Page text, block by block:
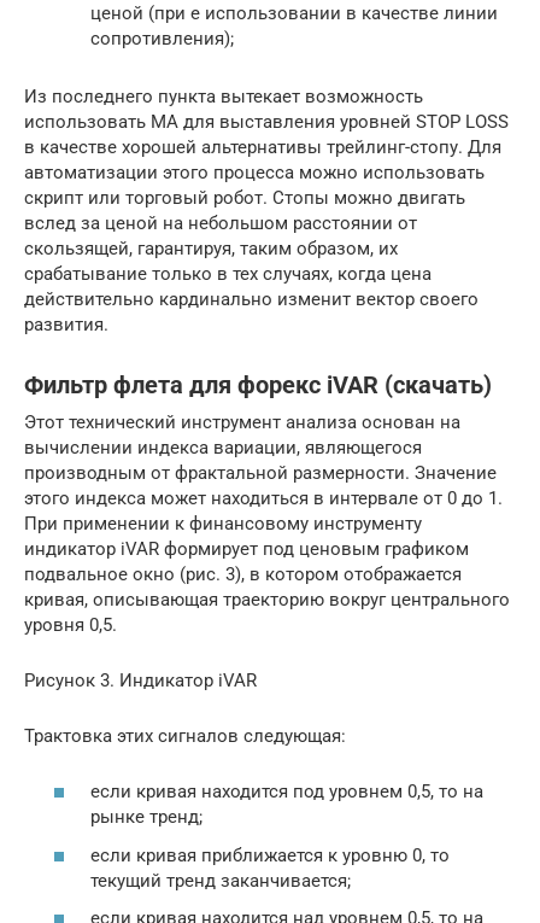
ценой (при е использовании в качестве линии
сопротивления);
Из последнего пункта вытекает возможность
использовать МА для выставления уровней STOP LOSS
в качестве хорошей альтернативы трейлинг-стопу. Для
автоматизации этого процесса можно использовать
скрипт или торговый робот. Стопы можно двигать
вслед за ценой на небольшом расстоянии от
скользящей, гарантируя, таким образом, их
срабатывание только в тех случаях, когда цена
действительно кардинально изменит вектор своего
развития.
Фильтр флета для форекс iVAR (скачать)
Этот технический инструмент анализа основан на
вычислении индекса вариации, являющегося
производным от фрактальной размерности. Значение
этого индекса может находиться в интервале от 0 до 1.
При применении к финансовому инструменту
индикатор iVAR формирует под ценовым графиком
подвальное окно (рис. 3), в котором отображается
кривая, описывающая траекторию вокруг центрального
уровня 0,5.
Рисунок 3. Индикатор iVAR
Трактовка этих сигналов следующая:
если кривая находится под уровнем 0,5, то на
рынке тренд;
если кривая приближается к уровню 0, то
текущий тренд заканчивается;
если кривая находится над уровнем 0,5, то на